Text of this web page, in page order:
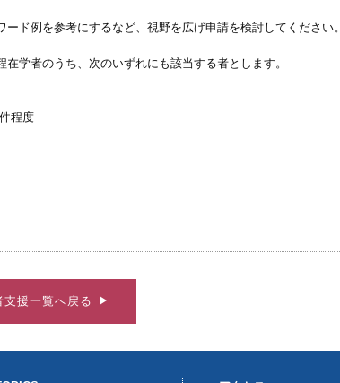
ド例を参考にするなど、視野を広げ申請を検討してください。
学者のうち、次のいずれにも該当する者とします。
程度
支援一覧へ戻る